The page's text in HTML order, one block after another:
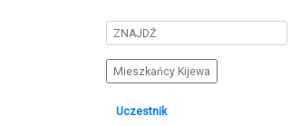
Mieszkańcy Kijewa
Uczestnik